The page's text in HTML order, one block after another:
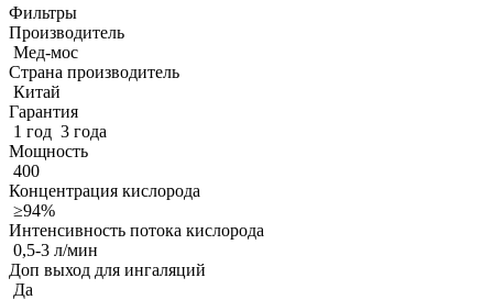
Фильтры
Производитель
Мед-мос
Страна производитель
Китай
Гарантия
1 год 3 года
Мощность
400
Концентрация кислорода
≥94%
Интенсивность потока кислорода
0,5-3 л/мин
Доп выход для ингаляций
Да